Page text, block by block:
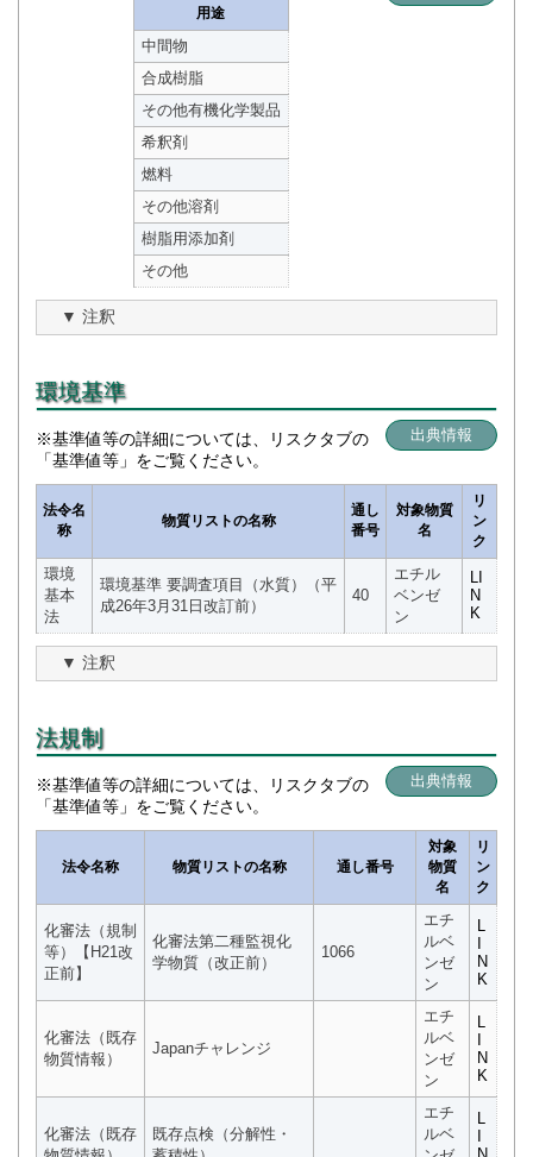
用途
中間物
合成樹脂
その他有機化学製品
希釈剤
燃料
その他溶剤
樹脂用添加剤
その他
注釈
環境基準
出典情報
※基準値等の詳細については、リスクタブの
「基準値等」をご覧ください。
法令名
称
物質リストの名称
通し
番号
対象物質
名
リ
ン
ク
環境
基本
法
環境基準 要調査項目（水質）（平
成26年3月31日改訂前）
40
エチル
ベンゼ
ン
LI
N
K
注釈
法規制
出典情報
※基準値等の詳細については、リスクタブの
「基準値等」をご覧ください。
法令名称 物質リストの名称 通し番号
対象
物質
名
リ
ン
ク
化審法（規制
等）【H21改
正前】
化審法第二種監視化
学物質（改正前）
1066
エチ
ルベ
ンゼ
ン
L
I
N
K
化審法（既存
物質情報）
Japanチャレンジ
エチ
ルベ
ンゼ
ン
L
I
N
K
化審法（既存
既存点検（分解性・
エチ
ルベ
L
I
N